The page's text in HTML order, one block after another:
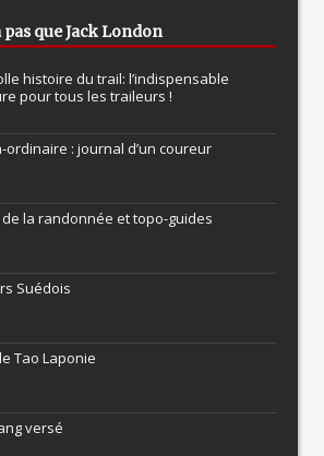
pas que Jack London
histoire du trail: l’indispensable
pour tous les traileurs !
ordinaire : journal d’un coureur
de la randonnée et topo-guides
Suédois
Tao Laponie
versé